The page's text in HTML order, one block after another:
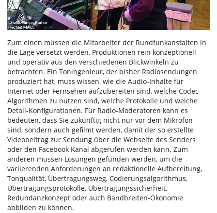
Zum einen müssen die Mitarbeiter der Rundfunkanstalten in
die Lage versetzt werden, Produktionen rein konzeptionell
und operativ aus den verschiedenen Blickwinkeln zu
betrachten. Ein Toningenieur, der bisher Radiosendungen
produziert hat, muss wissen, wie die Audio-Inhalte für
Internet oder Fernsehen aufzubereiten sind, welche Codec-
Algorithmen zu nutzen sind, welche Protokolle und welche
Detail-Konfigurationen. Für Radio-Moderatoren kann es
bedeuten, dass Sie zukünftig nicht nur vor dem Mikrofon
sind, sondern auch gefilmt werden, damit der so erstellte
Videobeitrag zur Sendung über die Webseite des Senders
oder den Facebook Kanal abgerufen werden kann. Zum
anderen müssen Lösungen gefunden werden, um die
variierenden Anforderungen an redaktionelle Aufbereitung,
Tonqualität, Übertragungsweg, Codierungsalgorithmus,
Übertragungsprotokolle, Übertragungssicherheit,
Redundanzkonzept oder auch Bandbreiten-Ökonomie
abbilden zu können.